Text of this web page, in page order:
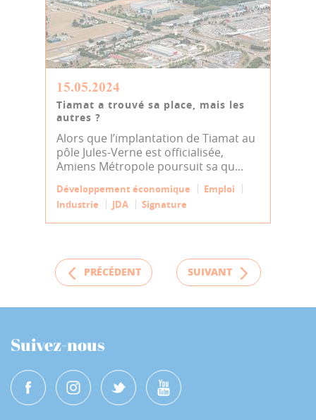
15.05.2024
Tiamat a trouvé sa place, mais les
autres ?
Alors que l’implantation de Tiamat au
pôle Jules-Verne est officialisée,
Amiens Métropole poursuit sa qu...
Développement économique
Emploi
Industrie
JDA Signature
PRÉCÉDENT SUIVANT
Suivez-nous